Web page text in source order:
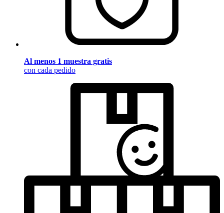
Al menos 1 muestra gratis
con cada pedido